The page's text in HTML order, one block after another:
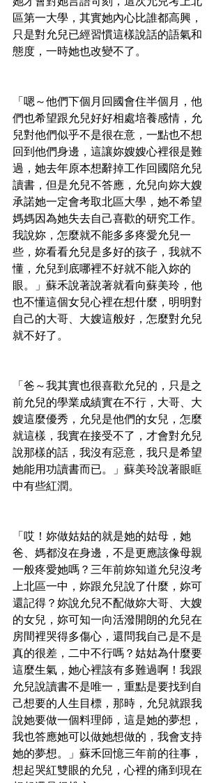
區第一大學，其實她內心比誰都高興，
只是對允兒已經習慣這樣說話的語氣和
態度，一時她也改變不了。
「嗯～他們下個月回國會住半個月，他
們也希望跟允兒好好相處培養感情，允
兒對他們似乎不是很在意，一點也不想
回到他們身邊，這讓妳嫂嫂心裡很是難
過，她去年原本想辭掉工作回國陪允兒
讀書，但是允兒不答應，允兒向妳大嫂
承諾她一定會考取北區大學，她不希望
媽媽因為她失去自己喜歡的研究工作。
我說妳，怎麼就不能多多疼愛允兒一
些，妳看看允兒是多好的孩子，我就不
懂，允兒到底哪裡不好就不能入妳的
眼。」蘇禾說著說著就看向蘇美玲，他
也不懂這個女兒心裡在想什麼，明明對
自己的大哥、大嫂這般好，怎麼對允兒
就不好了。
「爸～我其實也很喜歡允兒的，只是之
前允兒的學業成績實在不行，大哥、大
嫂這麼優秀，允兒是他們的女兒，怎麼
就這樣，我實在接受不了，才會對允兒
說那樣的話，我沒有惡意，我只是希望
她能用功讀書而已。」蘇美玲說著眼眶
中有些紅潤。
「哎！妳做姑姑的就是她的姑母，她
爸、媽都沒在身邊，不是更應該像母親
一般疼愛她嗎？三年前妳知道允兒沒考
上北區一中，妳跟允兒說了什麼，妳可
還記得？妳說允兒不配做妳大哥、大嫂
的女兒，妳可知一向活潑開朗的允兒在
房間裡哭得多傷心，還問我自己是不是
真的很差，二中不行嗎？姑姑為什麼要
這麼生氣，她心裡該有多難過啊！我跟
允兒說讀書不是唯一，重點是要找到自
己想要的人生目標，那時，允兒就跟我
說她要做一個料理師，這是她的夢想，
我也答應她可以做她想做的，我會支持
她的夢想。」蘇禾回憶三年前的往事，
想起哭紅雙眼的允兒，心裡的痛到現在